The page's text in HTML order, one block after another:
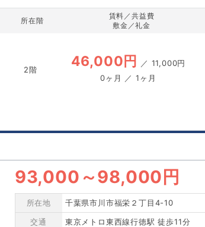
所在階
賃料／共益費
敷金／礼金
2階 46,000円 ／ 11,000円
0ヶ月 ／ 1ヶ月
93,000 ～98,000円
所在地
千葉県市川市福栄２丁目4-10
交通
東京メトロ東西線行徳駅 徒歩11分